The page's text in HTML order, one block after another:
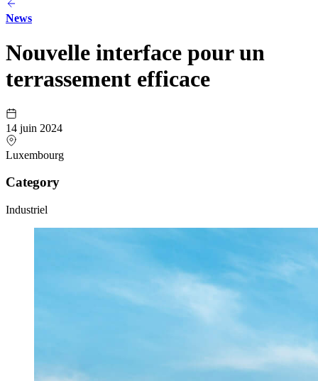
News
Nouvelle interface pour un
terrassement efficace
14 juin 2024
Luxembourg
Category
Industriel